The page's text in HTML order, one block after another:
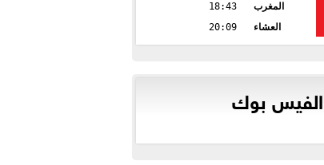
المغرب
18:43
العشاء
20:09
الفيس بوك